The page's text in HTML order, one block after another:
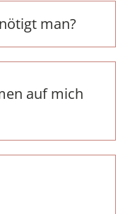
man?
auf mich